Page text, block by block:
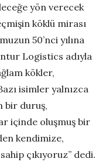
yön verecek
köklü mirası
50’nci yılına
Logistics adıyla
kökler,
isimler yalnızca
bir duruş,
içinde oluşmuş bir
kendimize,
çıkıyoruz” dedi.